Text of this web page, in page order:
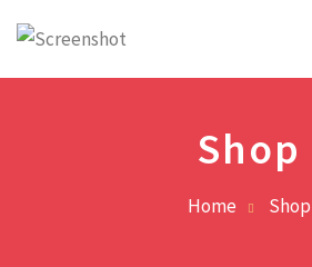
Shop
Home Shop